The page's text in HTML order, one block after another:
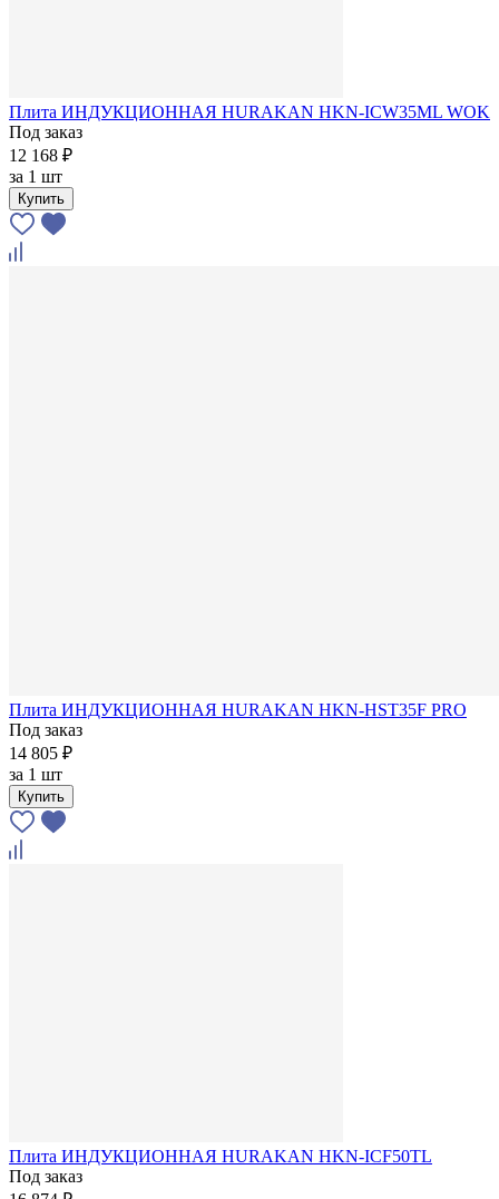
Плита ИНДУКЦИОННАЯ HURAKAN HKN-ICW35ML WOK
Под заказ
12 168 ₽
за 1 шт
Купить
Плита ИНДУКЦИОННАЯ HURAKAN HKN-HST35F PRO
Под заказ
14 805 ₽
за 1 шт
Купить
Плита ИНДУКЦИОННАЯ HURAKAN HKN-ICF50TL
Под заказ